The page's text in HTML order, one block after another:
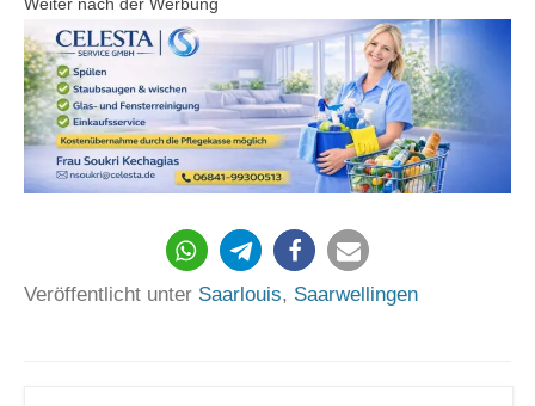
Veröffentlicht unter Saarlouis, Saarwellingen